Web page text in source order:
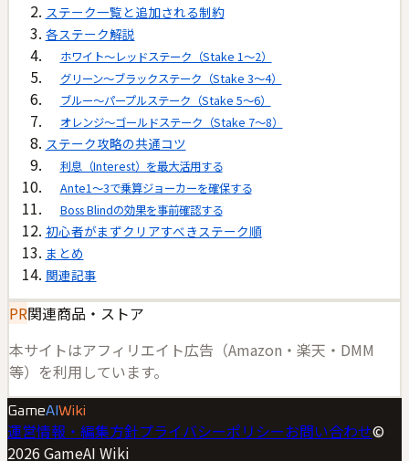
ステーク一覧と追加される制約
各ステーク解説
ホワイト〜レッドステーク（Stake 1〜2）
グリーン〜ブラックステーク（Stake 3〜4）
ブルー〜パープルステーク（Stake 5〜6）
オレンジ〜ゴールドステーク（Stake 7〜8）
ステーク攻略の共通コツ
利息（Interest）を最大活用する
Ante1〜3で乗算ジョーカーを確保する
Boss Blindの効果を事前確認する
初心者がまずクリアすべきステーク順
まとめ
関連記事
PR関連商品・ストア
本サイトはアフィリエイト広告（Amazon・楽天・DMM
等）を利用しています。
GameAI Wiki
運営情報・編集方針プライバシーポリシーお問い合わせ©
2026 GameAI Wiki